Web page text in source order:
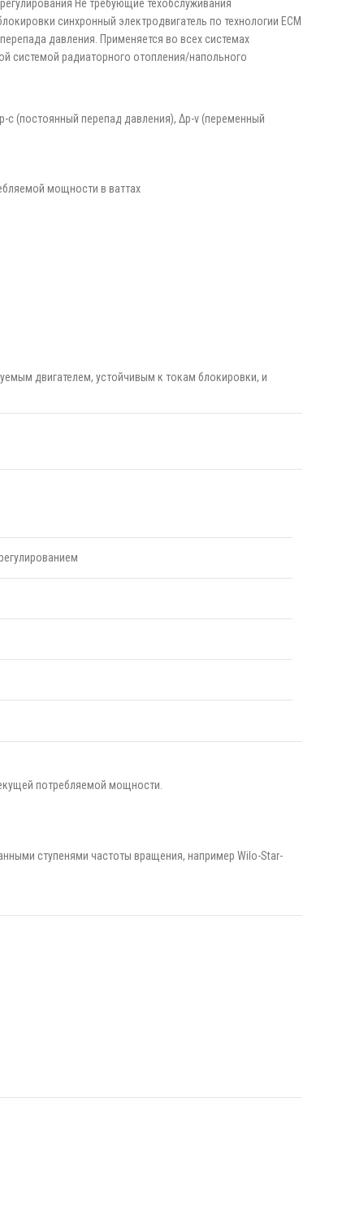
Не требующие техобслуживания
синхронный электродвигатель по технологии ECM
давления. Применяется во всех системах
системой радиаторного отопления/напольного
c (постоянный перепад давления), Δp-v (переменный
мощности в ваттах
двигателем, устойчивым к токам блокировки, и
потребляемой мощности.
ступенями частоты вращения, например Wilo-Star-